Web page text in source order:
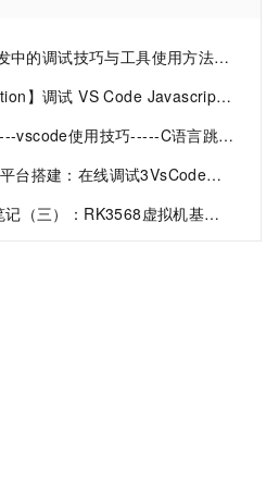
技巧如打印日志与断点调试、常用调试工具如Android Studio/VS Code调试器和Flutter Inspector的介绍
本地不能运行，报错 Value cannot be null. (Parameter 'provider')问题
使用技巧-----C语言跳转到函数定义
搭建：在线调试3VsCode插件
源、安装网络工具、串口调试、网络连接、文件传输、安装vscode和samba共享服务